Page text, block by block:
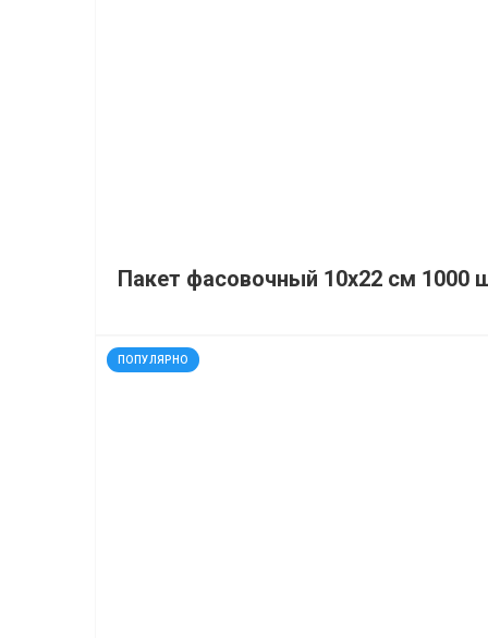
Пакет фасовочный 10х22 см 1000
ПОПУЛЯРНО
код: 12217